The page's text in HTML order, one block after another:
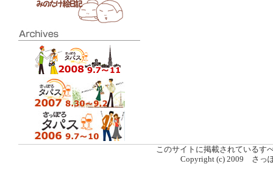
このサイトに掲載されているす
Copyright (c) 2009 さっ